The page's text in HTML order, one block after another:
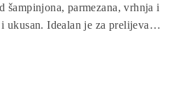
šampinjona, parmezana, vrhnja i
ukusan. Idealan je za prelijevanje